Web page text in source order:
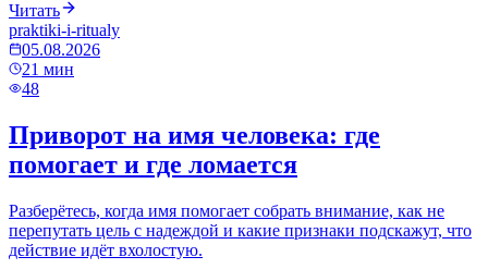
Читать
praktiki-i-ritualy
05.08.2026
21 мин
48
Приворот на имя человека: где
помогает и где ломается
Разберётесь, когда имя помогает собрать внимание, как не
перепутать цель с надеждой и какие признаки подскажут, что
действие идёт вхолостую.